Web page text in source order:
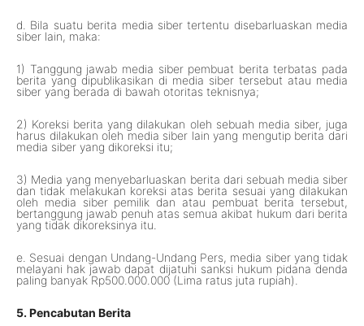
d. Bila suatu berita media siber tertentu disebarluaskan media
siber lain, maka:
1) Tanggung jawab media siber pembuat berita terbatas pada
berita yang dipublikasikan di media siber tersebut atau media
siber yang berada di bawah otoritas teknisnya;
2) Koreksi berita yang dilakukan oleh sebuah media siber, juga
harus dilakukan oleh media siber lain yang mengutip berita dari
media siber yang dikoreksi itu;
3) Media yang menyebarluaskan berita dari sebuah media siber
dan tidak melakukan koreksi atas berita sesuai yang dilakukan
oleh media siber pemilik dan atau pembuat berita tersebut,
bertanggung jawab penuh atas semua akibat hukum dari berita
yang tidak dikoreksinya itu.
e. Sesuai dengan Undang-Undang Pers, media siber yang tidak
melayani hak jawab dapat dijatuhi sanksi hukum pidana denda
paling banyak Rp500.000.000 (Lima ratus juta rupiah).
5. Pencabutan Berita